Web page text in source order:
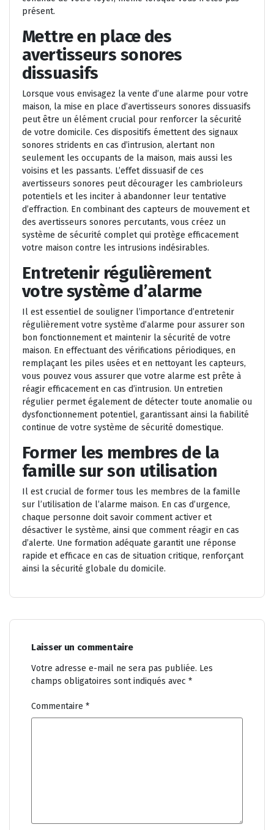
présent.
Mettre en place des
avertisseurs sonores
dissuasifs
Lorsque vous envisagez la vente d’une alarme pour votre
maison, la mise en place d’avertisseurs sonores dissuasifs
peut être un élément crucial pour renforcer la sécurité
de votre domicile. Ces dispositifs émettent des signaux
sonores stridents en cas d’intrusion, alertant non
seulement les occupants de la maison, mais aussi les
voisins et les passants. L’effet dissuasif de ces
avertisseurs sonores peut décourager les cambrioleurs
potentiels et les inciter à abandonner leur tentative
d’effraction. En combinant des capteurs de mouvement et
des avertisseurs sonores percutants, vous créez un
système de sécurité complet qui protège efficacement
votre maison contre les intrusions indésirables.
Entretenir régulièrement
votre système d’alarme
Il est essentiel de souligner l’importance d’entretenir
régulièrement votre système d’alarme pour assurer son
bon fonctionnement et maintenir la sécurité de votre
maison. En effectuant des vérifications périodiques, en
remplaçant les piles usées et en nettoyant les capteurs,
vous pouvez vous assurer que votre alarme est prête à
réagir efficacement en cas d’intrusion. Un entretien
régulier permet également de détecter toute anomalie ou
dysfonctionnement potentiel, garantissant ainsi la fiabilité
continue de votre système de sécurité domestique.
Former les membres de la
famille sur son utilisation
Il est crucial de former tous les membres de la famille
sur l’utilisation de l’alarme maison. En cas d’urgence,
chaque personne doit savoir comment activer et
désactiver le système, ainsi que comment réagir en cas
d’alerte. Une formation adéquate garantit une réponse
rapide et efficace en cas de situation critique, renforçant
ainsi la sécurité globale du domicile.
Laisser un commentaire
Votre adresse e-mail ne sera pas publiée. Les
champs obligatoires sont indiqués avec *
Commentaire *